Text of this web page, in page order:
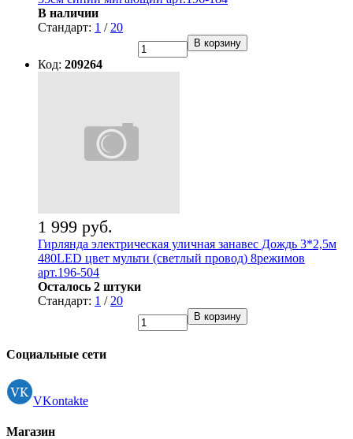
В наличии
Стандарт: 1 / 20
В корзину
Код: 209264
1 999 руб.
Гирлянда электрическая уличная занавес Дождь 3*2,5м
480LED цвет мульти (светлый провод) 8режимов
арт.196-504
Осталось 2 штуки
Стандарт: 1 / 20
В корзину
Социальные сети
VKontakte
Магазин